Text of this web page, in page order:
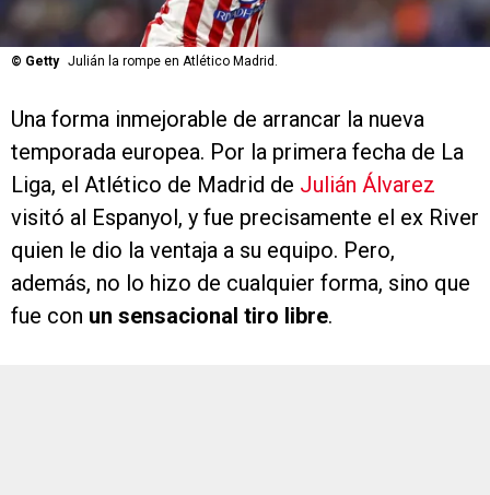
© Getty Julián la rompe en Atlético Madrid.
Una forma inmejorable de arrancar la nueva
temporada europea. Por la primera fecha de La
Liga, el Atlético de Madrid de Julián Álvarez
visitó al Espanyol, y fue precisamente el ex River
quien le dio la ventaja a su equipo. Pero,
además, no lo hizo de cualquier forma, sino que
fue con un sensacional tiro libre.